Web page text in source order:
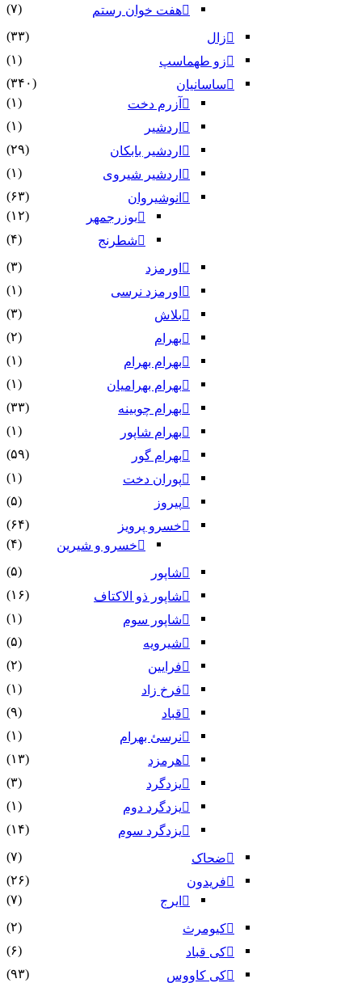
هفت خوان رستم‏
(۷)
زال
(۳۳)
زو طهماسپ‏
(۱)
ساسانیان
(۳۴۰)
آزرم دخت
(۱)
اردشیر
(۱)
اردشیر بابکان
(۲۹)
اردشیر شیروی
(۱)
انوشیروان
(۶۳)
بوزرجمهر
(۱۲)
شطرنج
(۴)
اورمزد
(۳)
اورمزد نرسى‏
(۱)
بلاش
(۳)
بهرام
(۲)
بهرام بهرام
(۱)
بهرام بهرامیان‏
(۱)
بهرام چوبینه
(۳۳)
بهرام شاپور
(۱)
بهرام گور
(۵۹)
پوران دخت
(۱)
پیروز
(۵)
خسرو پرویز
(۶۴)
خسرو و شیرین
(۴)
شاپور
(۵)
شاپور ذو الاکتاف
(۱۶)
شاپور سوم‏
(۱)
شیرویه
(۵)
فرایین
(۲)
فرخ زاد
(۱)
قباد
(۹)
نرسئ بهرام‏
(۱)
هرمزد
(۱۳)
یزدگرد
(۳)
یزدگرد دوم
(۱)
یزدگرد سوم
(۱۴)
ضحاک
(۷)
فریدون
(۲۶)
ایرج
(۷)
کیومرث
(۲)
کی قباد
(۶)
کی کاووس
(۹۳)